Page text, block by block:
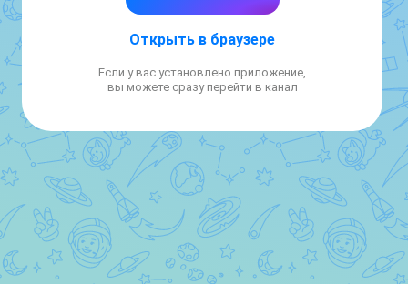
помогала воссоединять семьи, потерявшие
Звенигороде. После этого Барто запустила
меня»).
Волонтёры и сама поэтесса помогли
вернуться домой почти 1000 детей, у
которых ещё остались живые родители.
Искали не по фамилиям (дети их не
помнили), а по ярким детским
воспоминаниям — «уголкам памяти».
Открыть в браузере
Если у вас установлено приложение,
вы можете сразу перейти в канал